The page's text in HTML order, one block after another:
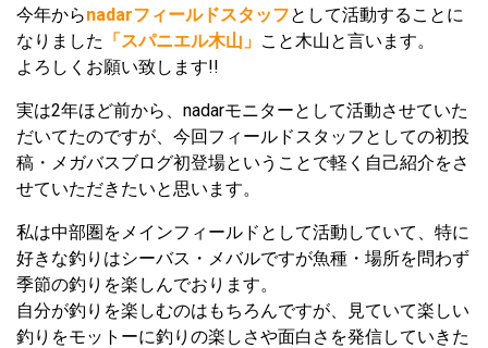
今年からnadarフィールドスタッフとして活動することに
なりました 「スパニエル木山」 こと木山と言います。
よろしくお願い致します!!
実は2年ほど前から、nadarモニターとして活動させていた
だいてたのですが、今回フィールドスタッフとしての初投
稿・メガバスブログ初登場ということで軽く自己紹介をさ
せていただきたいと思います。
私は中部圏をメインフィールドとして活動していて、特に
好きな釣りはシーバス・メバルですが魚種・場所を問わず
季節の釣りを楽しんでおります。
自分が釣りを楽しむのはもちろんですが、見ていて楽しい
釣りをモットーに釣りの楽しさや面白さを発信していきた